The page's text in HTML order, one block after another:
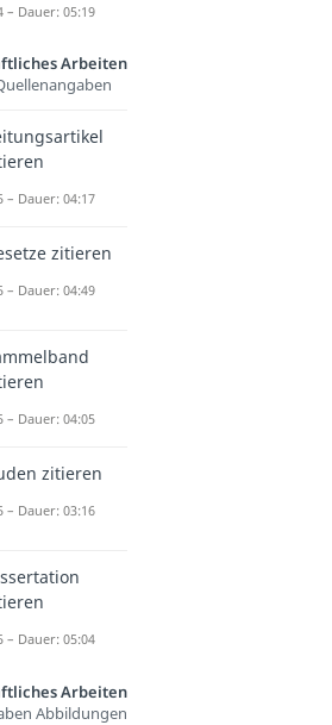
– Dauer: 05:19
Arbeiten
– Dauer: 04:17
zitieren
– Dauer: 04:49
– Dauer: 04:05
zitieren
– Dauer: 03:16
– Dauer: 05:04
Arbeiten
Abbildungen